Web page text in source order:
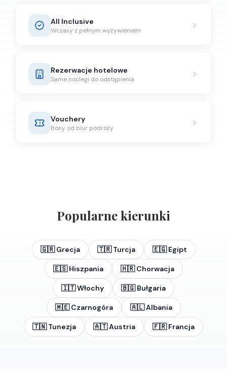
All Inclusive
Wczasy z pełnym wyżywieniem
Rezerwacje hotelowe
Same noclegi do odstąpienia
Vouchery
Bony od biur podróży
Popularne kierunki
🇬🇷 Grecja 🇹🇷 Turcja 🇪🇬 Egipt
🇪🇸 Hiszpania 🇭🇷 Chorwacja
🇮🇹Włochy 🇧🇬 Bułgaria
🇲🇪 Czarnogóra 🇦🇱Albania
🇹🇳 Tunezja 🇦🇹Austria 🇫🇷 Francja